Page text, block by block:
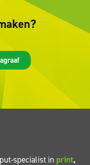
specialist in print,